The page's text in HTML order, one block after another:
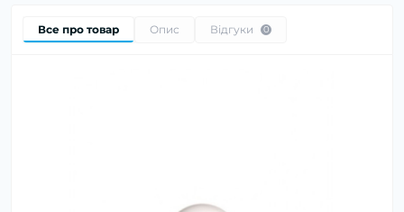
Все про товар Опис Відгуки 0